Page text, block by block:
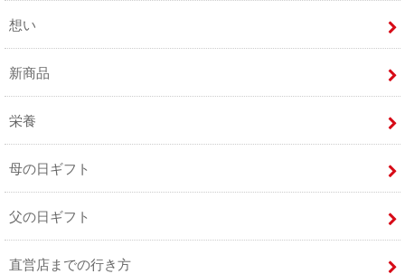
想い
新商品
栄養
母の日ギフト
父の日ギフト
直営店までの行き方